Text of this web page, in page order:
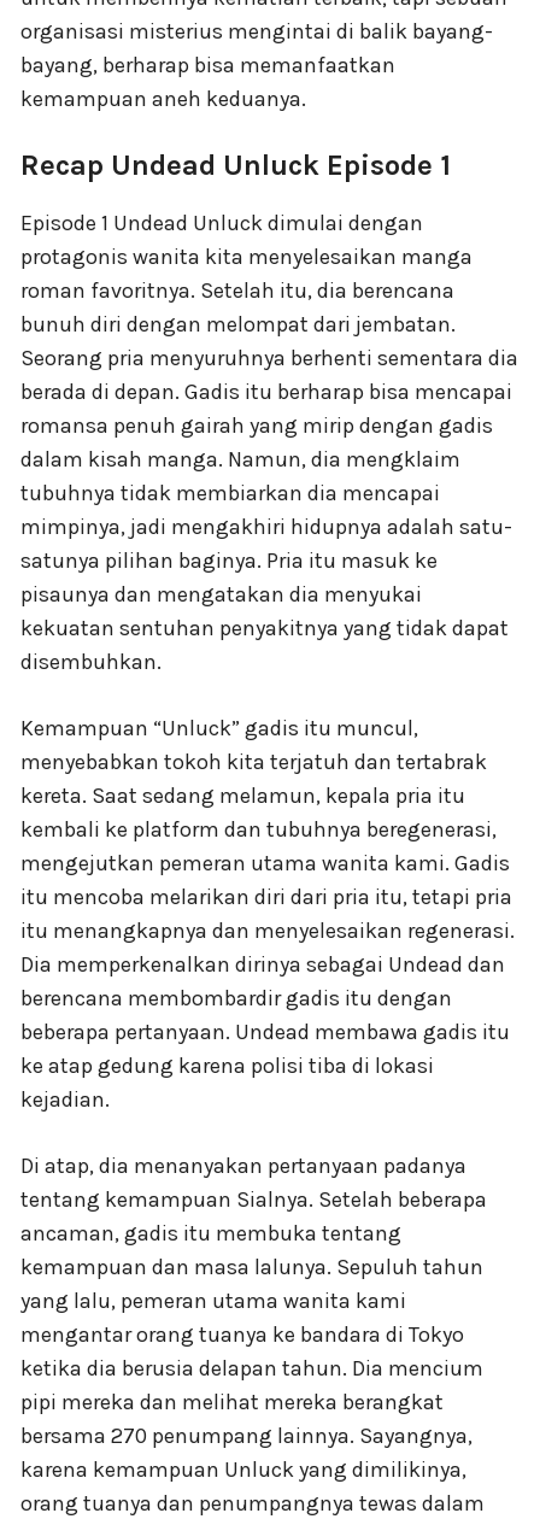
organisasi misterius mengintai di balik bayang-
bayang, berharap bisa memanfaatkan
kemampuan aneh keduanya.
Recap Undead Unluck Episode 1
Episode 1 Undead Unluck dimulai dengan
protagonis wanita kita menyelesaikan manga
roman favoritnya. Setelah itu, dia berencana
bunuh diri dengan melompat dari jembatan.
Seorang pria menyuruhnya berhenti sementara dia
berada di depan. Gadis itu berharap bisa mencapai
romansa penuh gairah yang mirip dengan gadis
dalam kisah manga. Namun, dia mengklaim
tubuhnya tidak membiarkan dia mencapai
mimpinya, jadi mengakhiri hidupnya adalah satu-
satunya pilihan baginya. Pria itu masuk ke
pisaunya dan mengatakan dia menyukai
kekuatan sentuhan penyakitnya yang tidak dapat
disembuhkan.
Kemampuan “Unluck” gadis itu muncul,
menyebabkan tokoh kita terjatuh dan tertabrak
kereta. Saat sedang melamun, kepala pria itu
kembali ke platform dan tubuhnya beregenerasi,
mengejutkan pemeran utama wanita kami. Gadis
itu mencoba melarikan diri dari pria itu, tetapi pria
itu menangkapnya dan menyelesaikan regenerasi.
Dia memperkenalkan dirinya sebagai Undead dan
berencana membombardir gadis itu dengan
beberapa pertanyaan. Undead membawa gadis itu
ke atap gedung karena polisi tiba di lokasi
kejadian.
Di atap, dia menanyakan pertanyaan padanya
tentang kemampuan Sialnya. Setelah beberapa
ancaman, gadis itu membuka tentang
kemampuan dan masa lalunya. Sepuluh tahun
yang lalu, pemeran utama wanita kami
mengantar orang tuanya ke bandara di Tokyo
ketika dia berusia delapan tahun. Dia mencium
pipi mereka dan melihat mereka berangkat
bersama 270 penumpang lainnya. Sayangnya,
karena kemampuan Unluck yang dimilikinya,
orang tuanya dan penumpangnya tewas dalam